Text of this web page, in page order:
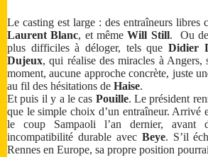
Le casting est large : des entraîneurs libres
Laurent Blanc, et mêmeWill Still. Ou
plus difficiles à déloger, tels que Didier
Dujeux, qui réalise des miracles à Angers,
moment, aucune approche concrète, juste
au fil des hésitations de Haise.
Et puis il y a le cas Pouille. Le président
que le simple choix d’un entraîneur. Arrivé
le coup Sampaoli l’an dernier, avant
incompatibilité durable avec Beye. S’il
Rennes en Europe, sa propre position